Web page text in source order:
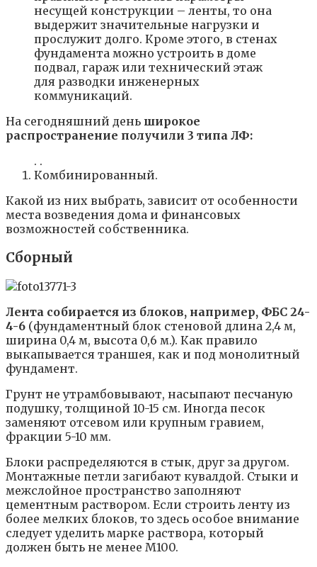
несущей конструкции – ленты, то она
выдержит значительные нагрузки и
прослужит долго. Кроме этого, в стенах
фундамента можно устроить в доме
подвал, гараж или технический этаж
для разводки инженерных
коммуникаций.
На сегодняшний день широкое
распространение получили 3 типа ЛФ:
. .
Комбинированный.
Какой из них выбрать, зависит от особенности
места возведения дома и финансовых
возможностей собственника.
Сборный
Лента собирается из блоков, например, ФБС 24-
4-6 (фундаментный блок стеновой длина 2,4 м,
ширина 0,4 м, высота 0,6 м.). Как правило
выкапывается траншея, как и под монолитный
фундамент.
Грунт не утрамбовывают, насыпают песчаную
подушку, толщиной 10-15 см. Иногда песок
заменяют отсевом или крупным гравием,
фракции 5-10 мм.
Блоки распределяются в стык, друг за другом.
Монтажные петли загибают кувалдой. Стыки и
межслойное пространство заполняют
цементным раствором. Если строить ленту из
более мелких блоков, то здесь особое внимание
следует уделить марке раствора, который
должен быть не менее М100.